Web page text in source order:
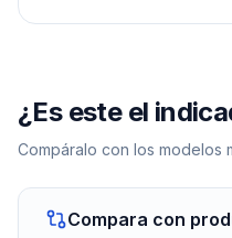
¿Es este el
Compáralo con los modelos
Compara con